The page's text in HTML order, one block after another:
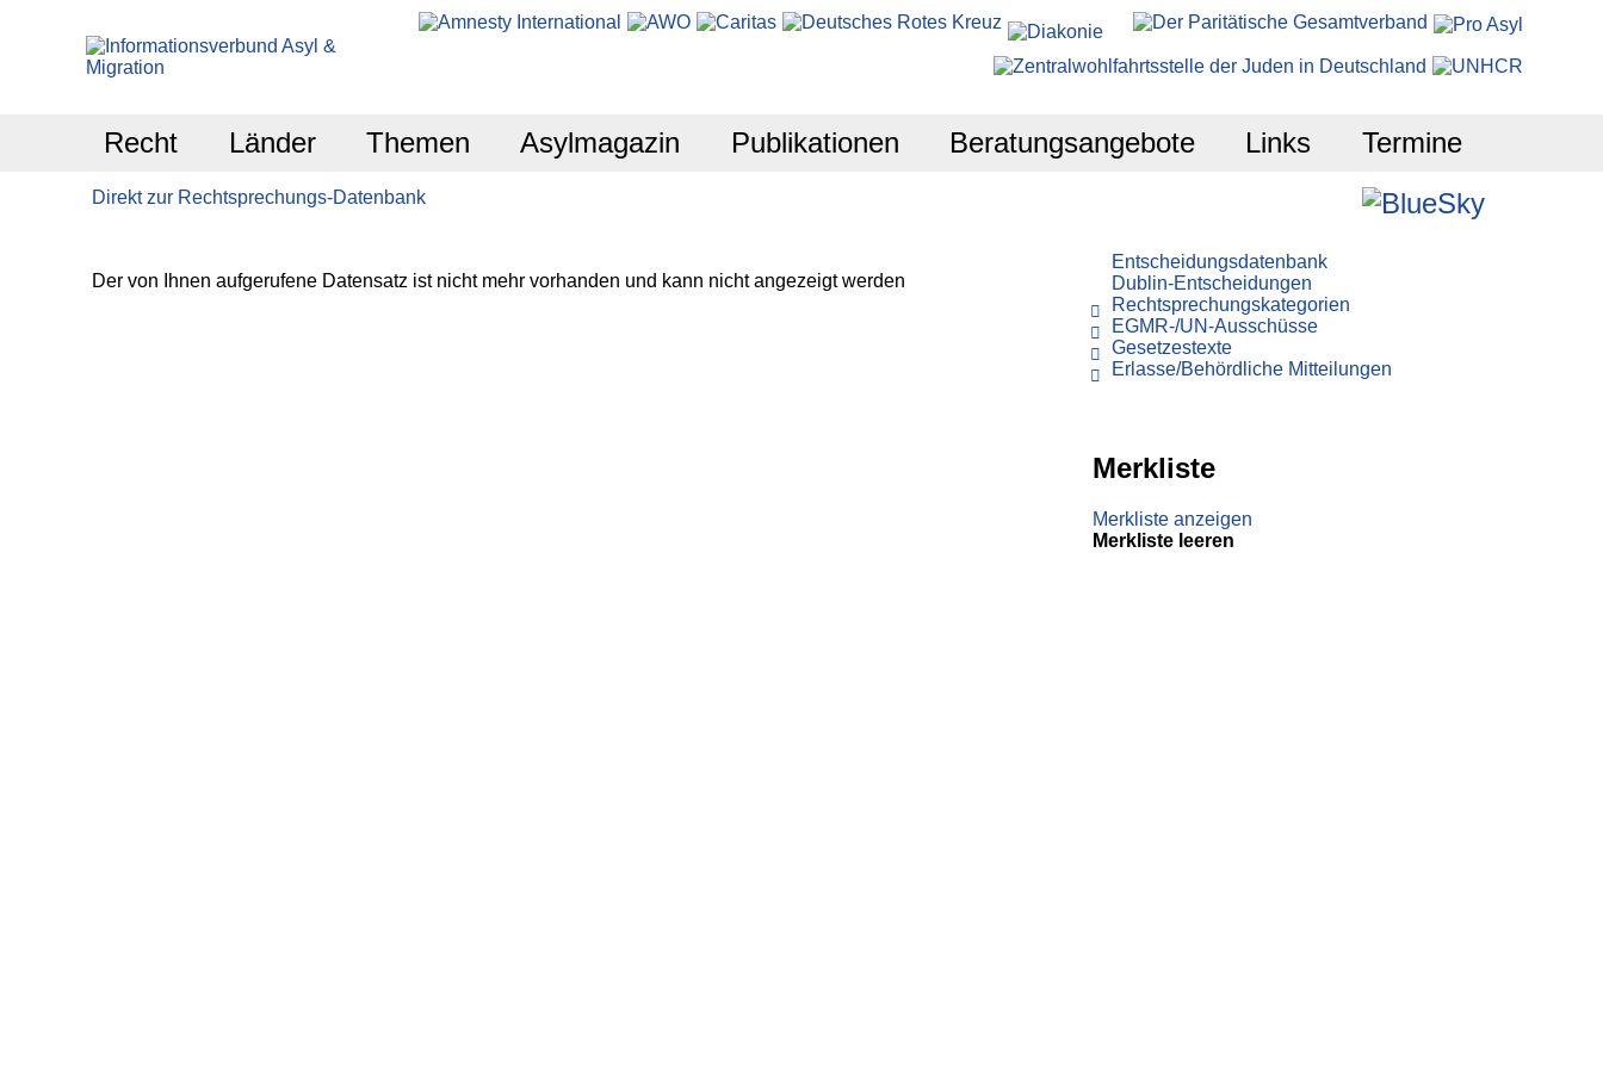
Recht Länder Themen Asylmagazin Publikationen Beratungsangebote Links Termine
Direkt zur Rechtsprechungs-Datenbank
Der von Ihnen aufgerufene Datensatz ist nicht mehr vorhanden und kann nicht angezeigt werden
Entscheidungsdatenbank
Dublin-Entscheidungen
Rechtsprechungskategorien
EGMR-/UN-Ausschüsse
Gesetzestexte
Erlasse/Behördliche Mitteilungen
Merkliste
Merkliste anzeigen
Merkliste leeren